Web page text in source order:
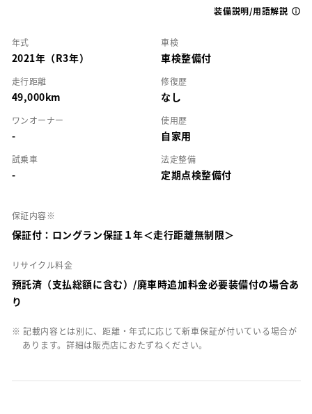
装備説明/用語解説
年式
2021年（R3年）
車検
車検整備付
走行距離
49,000km
修復歴
なし
ワンオーナー
-
使用歴
自家用
試乗車
-
法定整備
定期点検整備付
保証内容※
保証付：ロングラン保証１年＜走行距離無制限＞
リサイクル料金
預託済（支払総額に含む）/廃車時追加料金必要装備付の場合あ
り
※ 記載内容とは別に、距離・年式に応じて新車保証が付いている場合が
あります。詳細は販売店におたずねください。